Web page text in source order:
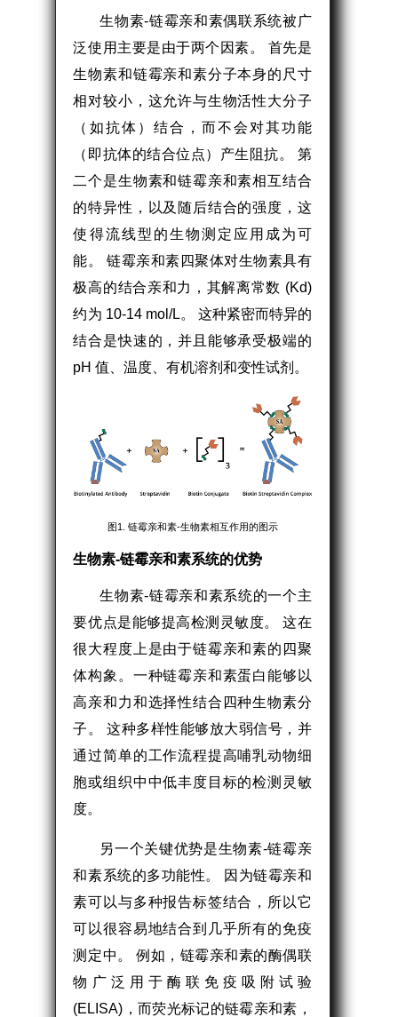
生物素-链霉亲和素偶联系统被广
泛使用主要是由于两个因素。 首先是
生物素和链霉亲和素分子本身的尺寸
相对较小，这允许与生物活性大分子
（如抗体）结合，而不会对其功能
（即抗体的结合位点）产生阻抗。 第
二个是生物素和链霉亲和素相互结合
的特异性，以及随后结合的强度，这
使得流线型的生物测定应用成为可
能。 链霉亲和素四聚体对生物素具有
极高的结合亲和力，其解离常数 (Kd)
约为 10-14 mol/L。 这种紧密而特异的
结合是快速的，并且能够承受极端的
pH 值、温度、有机溶剂和变性试剂。
图1. 链霉亲和素-生物素相互作用的图示
生物素-链霉亲和素系统的优势
生物素-链霉亲和素系统的一个主
要优点是能够提高检测灵敏度。 这在
很大程度上是由于链霉亲和素的四聚
体构象。一种链霉亲和素蛋白能够以
高亲和力和选择性结合四种生物素分
子。 这种多样性能够放大弱信号，并
通过简单的工作流程提高哺乳动物细
胞或组织中中低丰度目标的检测灵敏
度。
另一个关键优势是生物素-链霉亲
和素系统的多功能性。 因为链霉亲和
素可以与多种报告标签结合，所以它
可以很容易地结合到几乎所有的免疫
测定中。 例如，链霉亲和素的酶偶联
物广泛用于酶联免疫吸附试验
(ELISA)，而荧光标记的链霉亲和素，